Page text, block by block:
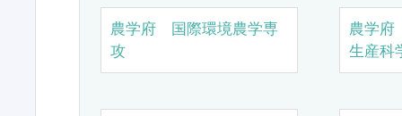
農学府 国際環境農学専
攻
農学
生産科